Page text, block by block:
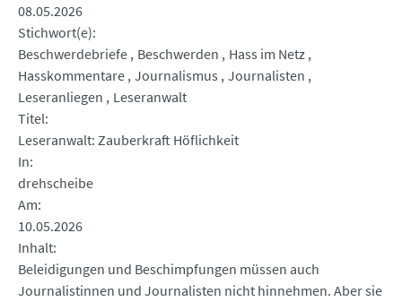
08.05.2026
Stichwort(e)
Beschwerdebriefe Beschwerden
Hass im Netz
Hasskommentare Journalismus Journalisten
Leseranliegen
Leseranwalt
Titel
Leseranwalt: Zauberkraft Höflichkeit
In
drehscheibe
Am
10.05.2026
Inhalt
Beleidigungen und Beschimpfungen müssen auch
Journalistinnen und Journalisten nicht hinnehmen. Aber sie